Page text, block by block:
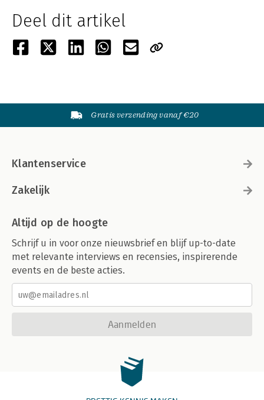
Deel dit artikel
Gratis verzending vanaf €20
Klantenservice
Zakelijk
Altijd op de hoogte
Schrijf u in voor onze nieuwsbrief en blijf up-to-date
met relevante interviews en recensies, inspirerende
events en de beste acties.
Aanmelden